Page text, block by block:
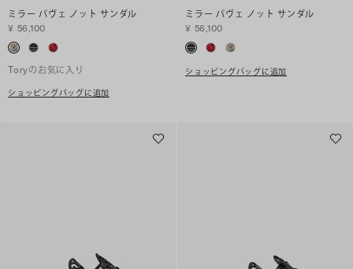
ミラー パヴェ ノット サンダル
¥ 56,100
Toryのお気に入り
ショッピングバッグに追加
ミラー パヴェ ノット サンダル
¥ 56,100
ショッピングバッグに追加